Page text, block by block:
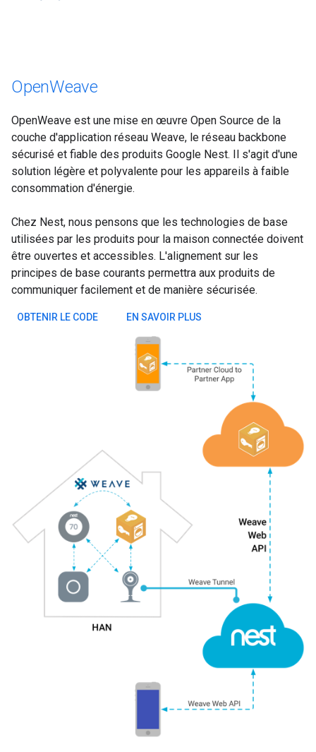
OpenWeave
OpenWeave est une mise en œuvre Open Source de la
couche d'application réseau Weave, le réseau backbone
sécurisé et fiable des produits Google Nest. Il s'agit d'une
solution légère et polyvalente pour les appareils à faible
consommation d'énergie.
Chez Nest, nous pensons que les technologies de base
utilisées par les produits pour la maison connectée doivent
être ouvertes et accessibles. L'alignement sur les
principes de base courants permettra aux produits de
communiquer facilement et de manière sécurisée.
OBTENIR LE CODE EN SAVOIR PLUS